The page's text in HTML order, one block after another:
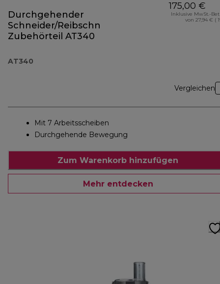
Durchgehender
Schneider/Reibschnitzler
Zubehörteil AT340
AT340
175,00 €
Inklusive MwSt.-
von 27,94 € (
Vergleichen
Mit 7 Arbeitsscheiben
Durchgehende Bewegung
Zum Warenkorb hinzufügen
Mehr entdecken